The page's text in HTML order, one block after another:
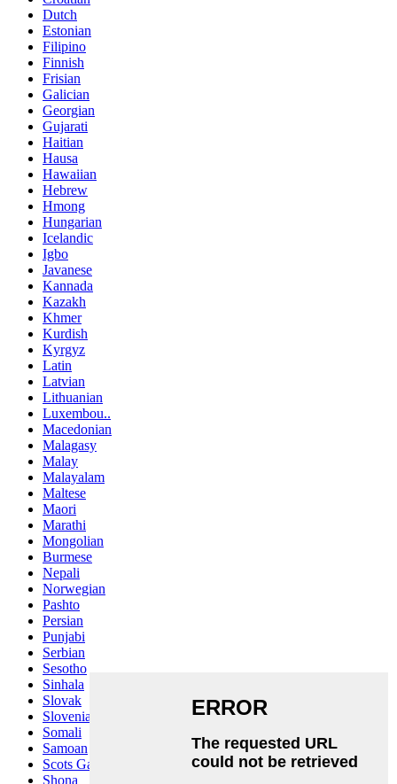
Dutch
Estonian
Filipino
Finnish
Frisian
Galician
Georgian
Gujarati
Haitian
Hausa
Hawaiian
Hebrew
Hmong
Hungarian
Icelandic
Igbo
Javanese
Kannada
Kazakh
Khmer
Kurdish
Kyrgyz
Latin
Latvian
Lithuanian
Luxembou..
Macedonian
Malagasy
Malay
Malayalam
Maltese
Maori
Marathi
Mongolian
Burmese
Nepali
Norwegian
Pashto
Persian
Punjabi
Serbian
Sesotho
Sinhala
Slovak
Slovenian
Somali
Samoan
Scots Gaelic
Shona